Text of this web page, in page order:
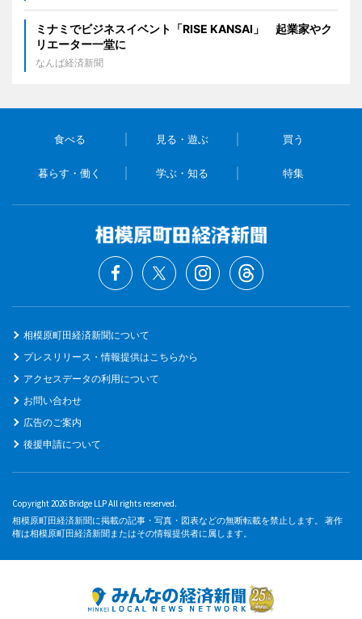
ミナミでビジネスイベント「RISE KANSAI」 起業家やク
リエーター一堂に
なんば経済新聞
食べる 見る・遊ぶ 買う
暮らす・働く 学ぶ・知る 特集
相模原町田経済新聞について
プレスリリース・情報提供はこちらから
アクセスデータの利用について
お問い合わせ
広告のご案内
後援申請について
Copyright 2026 Bridge LLP All rights reserved.
相模原町田経済新聞に掲載の記事・写真・図表などの無断転載を禁止します。 著作
権は相模原町田経済新聞またはその情報提供者に属します。